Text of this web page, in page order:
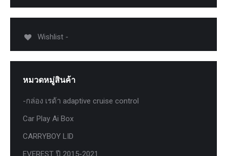
Wishlist -
หมวดหมู่สินค้า
-กล่อง เรด้า adaptive cruise control
Car Play Ai Box
CARRYBOY LID
EVEREST ปี 2015-2021